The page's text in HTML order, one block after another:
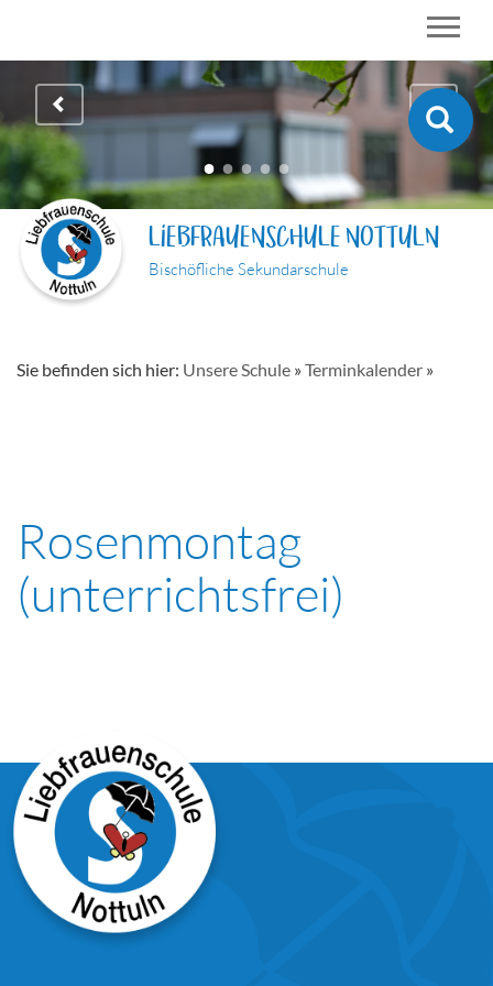
LIEBFRAUENSCHULE NOTTULN
Bischöfliche Sekundarschule
Sie befinden sich hier: Unsere Schule »Terminkalender »
Rosenmontag
(unterrichtsfrei)